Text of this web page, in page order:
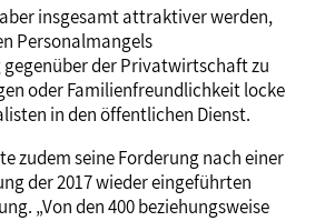
insgesamt attraktiver werden,
Personalmangels
der Privatwirtschaft zu
oder Familienfreundlichkeit locke
in den öffentlichen Dienst.
zudem seine Forderung nach einer
der 2017 wieder eingeführten
„Von den 400 beziehungsweise